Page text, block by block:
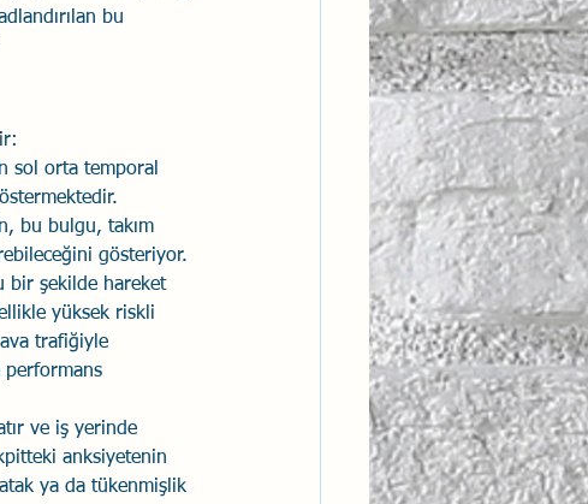
bu
sol orta temporal
bu bulgu, takım
gösteriyor.
bir şekilde hareket
yüksek riskli
trafiğiyle
performans
ve iş yerinde
anksiyetenin
atak ya da tükenmişlik